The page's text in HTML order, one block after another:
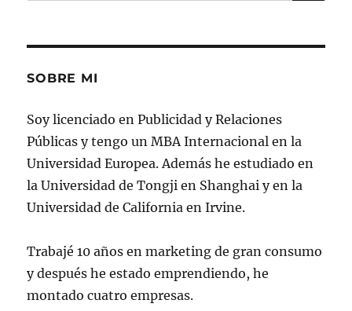
SOBRE MI
Soy licenciado en Publicidad y Relaciones
Públicas y tengo un MBA Internacional en la
Universidad Europea. Además he estudiado en
la Universidad de Tongji en Shanghai y en la
Universidad de California en Irvine.
Trabajé 10 años en marketing de gran consumo
y después he estado emprendiendo, he
montado cuatro empresas.